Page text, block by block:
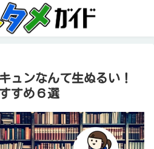
ュンなんて生ぬるい！
すめ６選